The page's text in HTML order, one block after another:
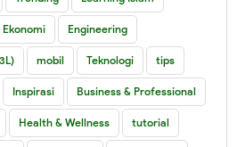
Ekonomi Engineering
mobil Teknologi tips
Inspirasi Business & Professional
Health & Wellness tutorial